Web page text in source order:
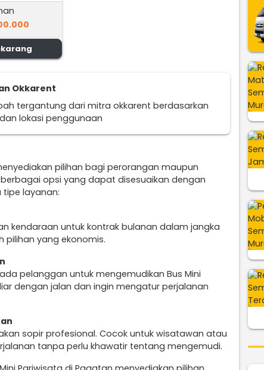
Okkarent
tergantung dari mitra okkarent berdasarkan
lokasi penggunaan
pilihan bagi perorangan maupun
opsi yang dapat disesuaikan dengan
layanan:
kendaraan untuk kontrak bulanan dalam jangka
pilihan yang ekonomis.
pelanggan untuk mengemudikan Bus Mini
dengan jalan dan ingin mengatur perjalanan
sopir profesional. Cocok untuk wisatawan atau
tanpa perlu khawatir tentang mengemudi.